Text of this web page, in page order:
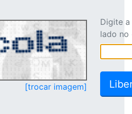
[trocar imagem]
Digite
lado no